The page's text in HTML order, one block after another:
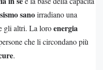
sanoirradiano una
gli altri. La loroenergia
che li circondano più
.